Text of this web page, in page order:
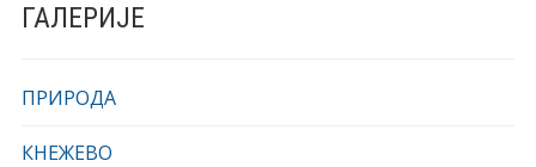
ГАЛЕРИЈЕ
ПРИРОДА
КНЕЖЕВО